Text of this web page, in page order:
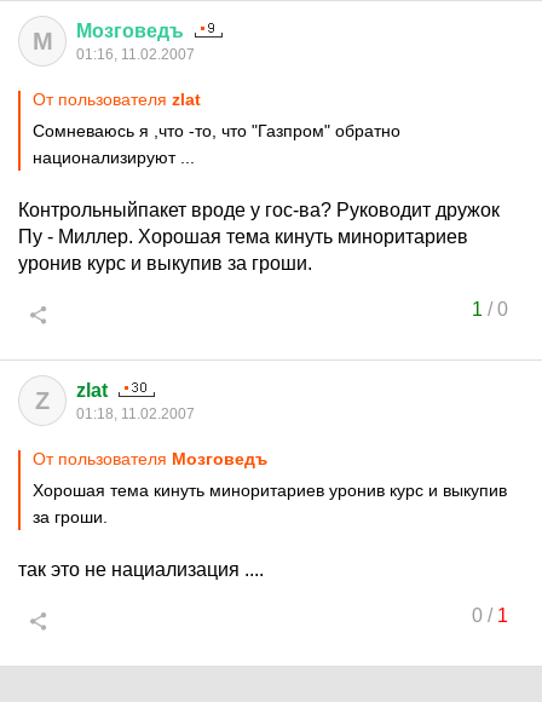
М Мозговедъ
01:16, 11.02.2007
От пользователя zlat
Сомневаюсь я ,что -то, что "Газпром" обратно
национализируют ...
Контрольныйпакет вроде у гос-ва? Руководит дружок
Пу - Миллер. Хорошая тема кинуть миноритариев
уронив курс и выкупив за гроши.
1 /0
Z zlat
01:18, 11.02.2007
От пользователя Мозговедъ
Хорошая тема кинуть миноритариев уронив курс и выкупив
за гроши.
так это не нациализация ....
0/ 1